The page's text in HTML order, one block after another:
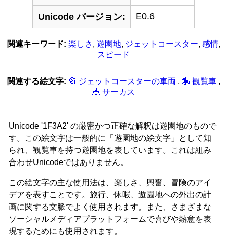
Unicode バージョン: E0.6
関連キーワード: 楽しさ , 遊園地, ジェットコースター, 感情,
スピード
関連する絵文字: 🎡 ジェットコースターの車両 , 🎠 観覧車 ,
🎪 サーカス
Unicode '1F3A2' の厳密かつ正確な解釈は遊園地のもので
す。この絵文字は一般的に「遊園地の絵文字」として知
られ、観覧車を持つ遊園地を表しています。これは組み
合わせUnicodeではありません。
この絵文字の主な使用法は、楽しさ、興奮、冒険のアイ
デアを表すことです。旅行、休暇、遊園地への外出の計
画に関する文脈でよく使用されます。また、さまざまな
ソーシャルメディアプラットフォームで喜びや熱意を表
現するためにも使用されます。